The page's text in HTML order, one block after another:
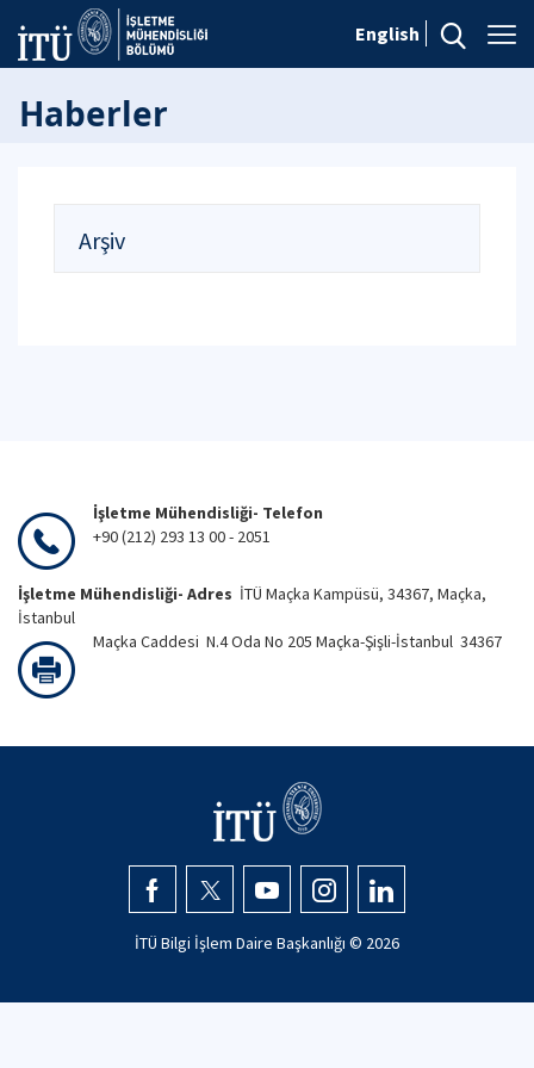
English
Haberler
Arşiv
İşletme Mühendisliği- Telefon
+90 (212) 293 13 00 - 2051
İşletme Mühendisliği- Adres İTÜ Maçka Kampüsü, 34367, Maçka,
İstanbul
Maçka Caddesi N.4 Oda No 205 Maçka-Şişli-İstanbul 34367
İTÜ Bilgi İşlem Daire Başkanlığı © 2026